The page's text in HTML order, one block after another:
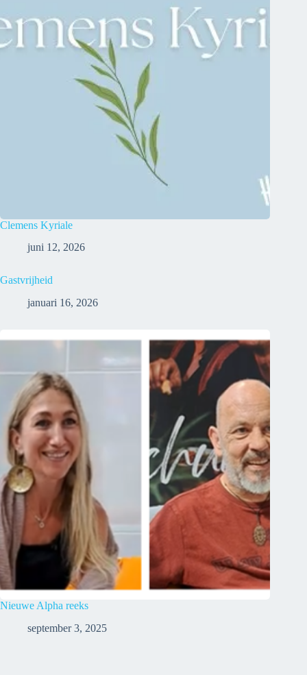
Clemens Kyriale
juni 12, 2026
Gastvrijheid
januari 16, 2026
Nieuwe Alpha reeks
september 3, 2025